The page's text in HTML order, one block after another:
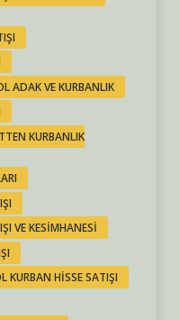
ADAK VE KURBANLIK
KURBANLIK
VE KESIMHANESI
KURBAN HISSE SATIŞI